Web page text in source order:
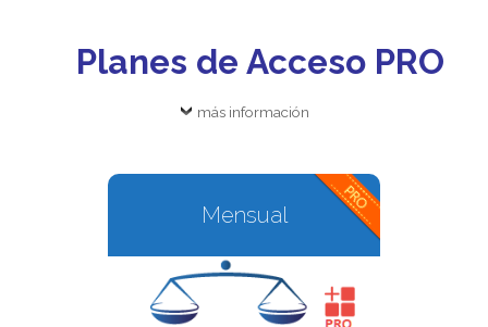
Planes de Acceso PRO
más información
Mensual